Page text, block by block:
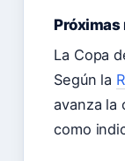
Próximas
La Copa
Según la
avanza la
como